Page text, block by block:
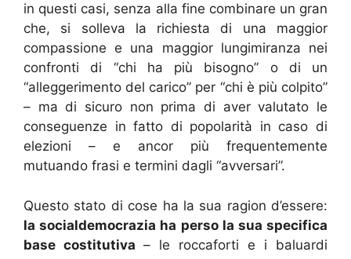
in questi casi, senza alla fine combinare un gran
che, si solleva la richiesta di una maggior
compassione e una maggior lungimiranza nei
confronti di “chi ha più bisogno” o di un
“alleggerimento del carico” per “chi è più colpito”
– ma di sicuro non prima di aver valutato le
conseguenze in fatto di popolarità in caso di
elezioni – e ancor più frequentemente
mutuando frasi e termini dagli “avversari”.
Questo stato di cose ha la sua ragion d’essere:
la socialdemocrazia ha perso la sua specifica
base costitutiva – le roccaforti e i baluardi